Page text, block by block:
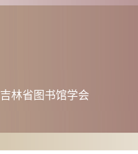
吉林省图书馆学会